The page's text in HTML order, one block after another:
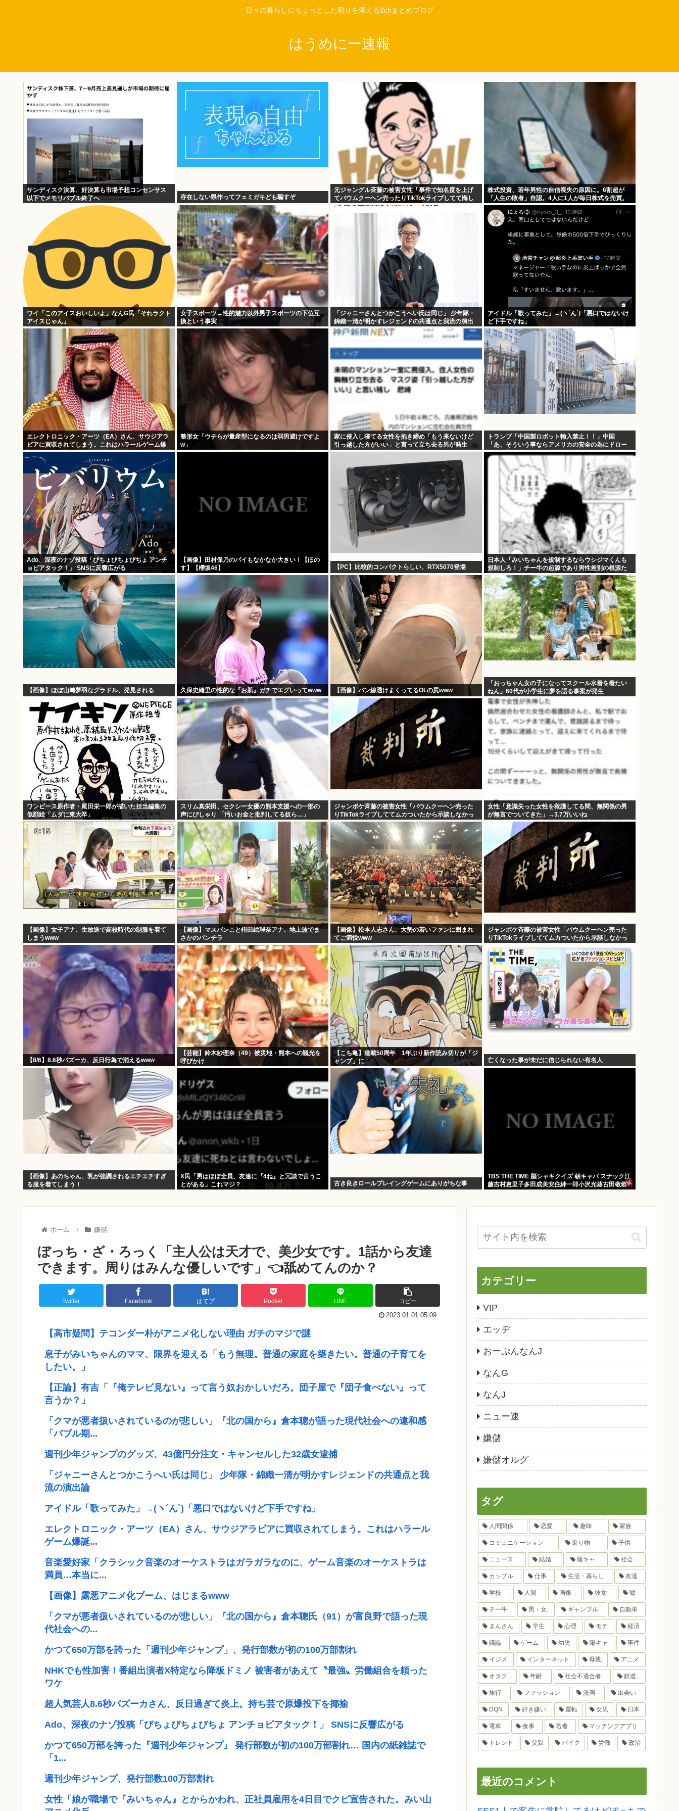
日々の暮らしにちょっとした彩りを添える2chまとめブログ
はうめにー速報
サンディスク決算、好決算も市場予想コンセンサス
以下でメモリバブル終了へ
存在しない県作ってフェミガキども騙すぞ
元ジャングル斉藤の被害女性「事件で知名度を上げ
てバウムクーヘン売ったりTikTokライブしてて悔し
さと怒りを感じた」
株式投資、若年男性の自信喪失の原因に。6割超が
「人生の敗者」自認。4人に1人が毎日株式を売買。
ワイ「このアイスおいしいよ」なんG民「それラクト
アイスじゃん」
女子スポーツ←性的魅力以外男子スポーツの下位互
換という事実
「ジャニーさんとつかこうへい氏は同じ」 少年隊・
錦織一清が明かすレジェンドの共通点と我流の演出
論
アイドル「歌ってみた」→(ヽ´ん`)「悪口ではないけ
ど下手ですね」
エレクトロニック・アーツ（EA）さん、サウジアラ
ビアに買収されてしまう。これはハラールゲーム爆
誕か
整形女「ウチらが量産型になるのは弱男避けですよ
w」
家に侵入し寝てる女性を抱き締め「もう来ないけど
引っ越した方がいい」と言って立ち去る男が発生
トランプ「中国製ロボット輸入禁止！！」中国
「あ、そういう事ならアメリカの安全の為にドロー
ンの輸出も止めるね？」
Ado、深夜のナゾ投稿「びちょびちょびちょ アンチ
ョビアタック！」 SNSに反響広がる
【画像】田村保乃のパイもなかなか大きい！【ほの
す】【櫻坂46】
【PC】比較的コンパクトらしい、RTX5070登場
日本人「みいちゃんを規制するならウシジマくんも
規制しろ！」チー牛の起源であり男性差別の根源た
るウシジマを許すな！！！
【画像】ほぼ山﨑夢羽なグラドル、発見される 久保史緒里の性的な『お肌』ガチでエグいってwww 【画像】パン線透けまくってるOLの尻www
「おっちゃん女の子になってスクール水着を着たい
ねん」60代が小学生に夢を語る事案が発生
ワンピース原作者・尾田栄一郎が描いた担当編集の
似顔絵「ムダに東大卒」
スリム真栄田、セクシー女優の熊本支援への一部の
声にぴしゃり 「汚いお金と批判してる奴ら…」
ジャンポケ斉藤の被害女性「バウムクーヘン売った
りTikTokライブしててムカついたから示談しなかっ
た」
女性「意識失った女性を救護してる間、無関係の男
が無言でついてきた」→3.7万いいね
【画像】女子アナ、生放送で高校時代の制服を着て
しまうwww
【画像】マスパンこと枡田絵理奈アナ、地上波でま
さかのパンチラ
【画像】松本人志さん、大勢の若いファンに囲まれ
てご満悦www
ジャンポケ斉藤の被害女性「バウムクーヘン売った
りTikTokライブしててムカついたから示談しなかっ
【8/6】8.6秒バズーカ、反日行為で消えるwww
【芸能】鈴木紗理奈（49）被災地・熊本への観光を
呼びかけ
【こち亀】連載50周年 1年ぶり新作読み切りが「ジ
ャンプ」に
亡くなった事が未だに信じられない有名人
【画像】あのちゃん、乳が強調されるエチエチすぎ
る服を着てしまう！
X民「男はほぼ全員、友達に『4ね』と冗談で言うこ
とがある」これマジ？
古き良きロールプレイングゲームにありがちな事
TBS THE TIME 脳シャキクイズ 朝キャバ スナック江
藤吉村恵里子多田成美安住紳一郎小沢光葵古田敬郷
ホーム 嫌儲
ぼっち・ざ・ろっく「主人公は天才で、美少女です。1話から友達
できます。周りはみんな優しいです」👈舐めてんのか？
Twitter Facebook はてブ Pocket LINE コピー
2023.01.01 05:09
【高市疑問】テコンダー朴がアニメ化しない理由 ガチのマジで謎
息子がみいちゃんのママ、限界を迎える「もう無理。普通の家庭を築きたい。普通の子育てを
したい。」
【正論】有吉「『俺テレビ見ない』って言う奴おかしいだろ。団子屋で『団子食べない』って
言うか？」
「クマが悪者扱いされているのが悲しい」『北の国から』倉本聰が語った現代社会への違和感
「バブル期...
週刊少年ジャンプのグッズ、43億円分注文・キャンセルした32歳女逮捕
「ジャニーさんとつかこうへい氏は同じ」 少年隊・錦織一清が明かすレジェンドの共通点と我
流の演出論
アイドル「歌ってみた」→(ヽ´ん`)「悪口ではないけど下手ですね」
エレクトロニック・アーツ（EA）さん、サウジアラビアに買収されてしまう。これはハラール
ゲーム爆誕...
音楽愛好家「クラシック音楽のオーケストラはガラガラなのに、ゲーム音楽のオーケストラは
満員…本当に...
【画像】露悪アニメ化ブーム、はじまるwww
「クマが悪者扱いされているのが悲しい」『北の国から』倉本聰氏（91）が富良野で語った現
代社会への...
かつて650万部を誇った「週刊少年ジャンプ」、発行部数が初の100万部割れ
NHKでも性加害！番組出演者X特定なら降板ドミノ 被害者があえて〝最強〟労働組合を頼った
ワケ
超人気芸人8.6秒バズーカさん、反日過ぎて炎上。持ち芸で原爆投下を揶揄
Ado、深夜のナゾ投稿「びちょびちょびちょ アンチョビアタック！」 SNSに反響広がる
かつて650万部を誇った『週刊少年ジャンプ』 発行部数が初の100万部割れ… 国内の紙雑誌で
「1...
週刊少年ジャンプ、発行部数100万部割れ
女性「娘が職場で『みいちゃん』とからかわれ、正社員雇用を4日目でクビ宣告された。みい山
カテゴリー
VIP
エッヂ
おーぷんなんJ
なんG
なんJ
ニュー速
嫌儲
嫌儲オルグ
タグ
人間関係 恋愛 趣味 家族
コミュニケーション 乗り物 子供
ニュース 結婚 陰キャ 社会
カップル 仕事 生活・暮らし 友達
学校 人間 画像 彼女 嘘
チー牛 男・女 ギャンブル 自動車
まんさん 学生 心理 モテ 経済
議論 ゲーム 幼児 陽キャ 事件
イジメ インターネット 母親 アニメ
オタク 年齢 社会不適合者 鉄道
旅行 ファッション 漫画 出会い
DQN 好き嫌い 運転 女児 日本
電車 食事 若者 マッチングアプリ
トレンド 父親 バイク 労働 政治
最近のコメント